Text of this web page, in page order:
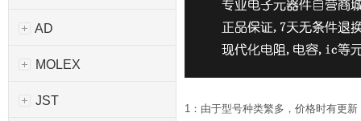
AD
MOLEX
JST
1：由于型号种类繁多，价格时有更